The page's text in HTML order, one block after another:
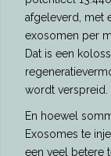
afgeleverd, met
exosomen per
Dat is een
wordt verspreid.
En hoewel
Exosomes te
een veel betere